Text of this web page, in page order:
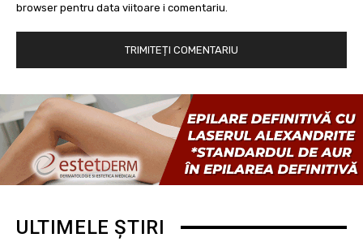
browser pentru data viitoare i comentariu.
ULTIMELE ȘTIRI